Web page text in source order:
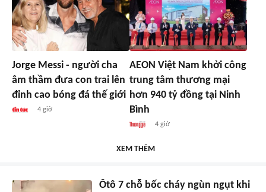
Jorge Messi - người cha
âm thầm đưa con trai lên
đỉnh cao bóng đá thế giới
4 giờ
AEON Việt Nam khởi công
trung tâm thương mại
hơn 940 tỷ đồng tại Ninh
Bình
4 giờ
XEM THÊM
Ôtô 7 chỗ bốc cháy ngùn ngụt khi